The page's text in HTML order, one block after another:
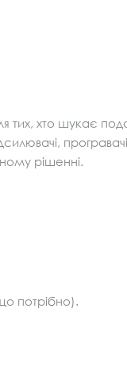
тих, хто шукає
рішенні.
потрібно).